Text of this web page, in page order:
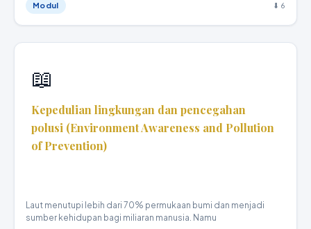
Modul ⬇ 6
📖
Kepedulian lingkungan dan pencegahan
polusi (Environment Awareness and Pollution
of Prevention)
Laut menutupi lebih dari 70% permukaan bumi dan menjadi
sumber kehidupan bagi miliaran manusia. Namu